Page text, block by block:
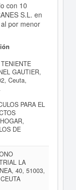
con 10
S.L. en
por menor
GAUTIER,
Ceuta,
PARA EL
DE
LA
40, 51003,